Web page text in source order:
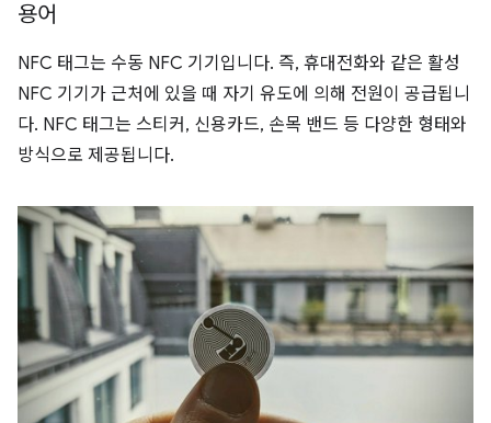
용어
NFC 태그는 수동 NFC 기기입니다. 즉, 휴대전화와 같은 활성
NFC 기기가 근처에 있을 때 자기 유도에 의해 전원이 공급됩니
다. NFC 태그는 스티커, 신용카드, 손목 밴드 등 다양한 형태와
방식으로 제공됩니다.